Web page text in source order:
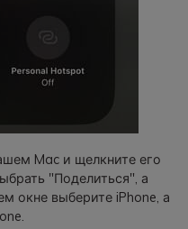
Mac и щелкните его
"Поделиться", а
окне выберите iPhone, а